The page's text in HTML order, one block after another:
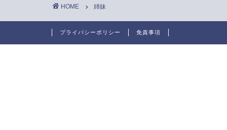
HOME 姉妹
プライバシーポリシー 免責事項